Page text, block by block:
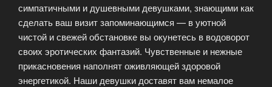
симпатичными и душевными девушками, знающими как
сделать ваш визит запоминающимся — в уютной
чистой и свежей обстановке вы окунетесь в водоворот
своих эротических фантазий. Чувственные и нежные
прикасновения наполнят оживляющей здоровой
энергетикой. Наши девушки доставят вам немалое